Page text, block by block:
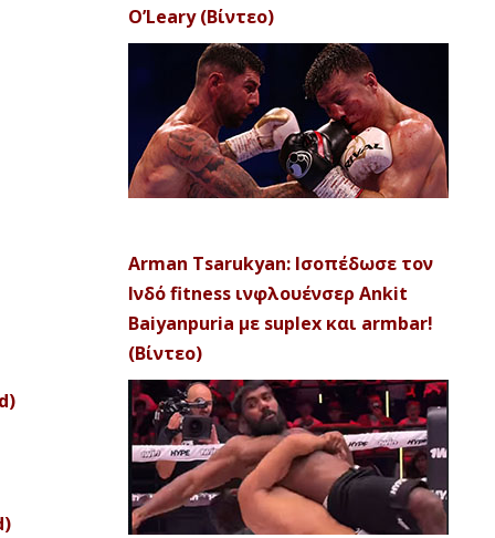
O’Leary (Βίντεο)
Arman Tsarukyan: Ισοπέδωσε τον
Ινδό fitness ινφλουένσερ Ankit
Baiyanpuria με suplex και armbar!
(Βίντεο)